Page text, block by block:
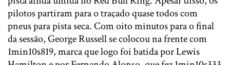
pilotos partiram para o traçado quase todos com
pneus para pista seca. Com oito minutos para o final
da sessão, George Russell se colocou na frente com
1min10s819, marca que logo foi batida por Lewis